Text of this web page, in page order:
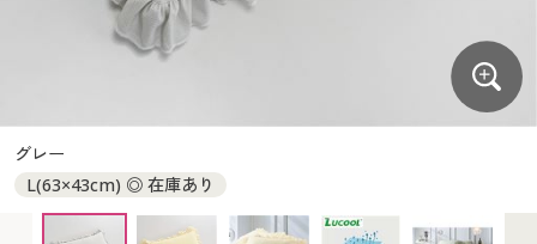
大きいサイズ レディース下着
大きいサイズ 事務・制服
シークレットセール
商品カテゴリ一覧
カタログ・チラシからのご注文
デジタルカタログ
大きいサイズ メンズ
カタログ・チラシからのご注文
デジタルカタログ
カタログ無料プレゼント
グレー
L(63×43cm) ◎ 在庫あり